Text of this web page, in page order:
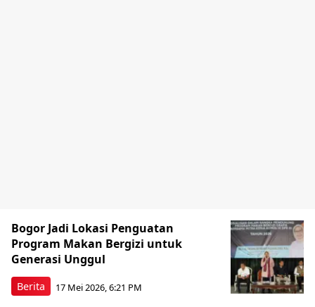
Berita
Bogor Jadi Lokasi Penguatan
Program Makan Bergizi untuk
Generasi Unggul
17 Mei 2026, 6:21 PM